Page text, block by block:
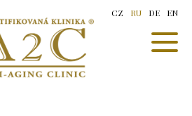
CZ RU DE EN